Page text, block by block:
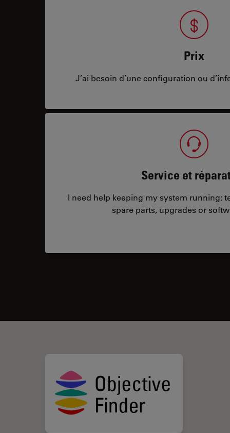
Prix
J’ai besoin d’une configuration ou
Service et
I need help keeping my system running:
spare parts, upgrades or